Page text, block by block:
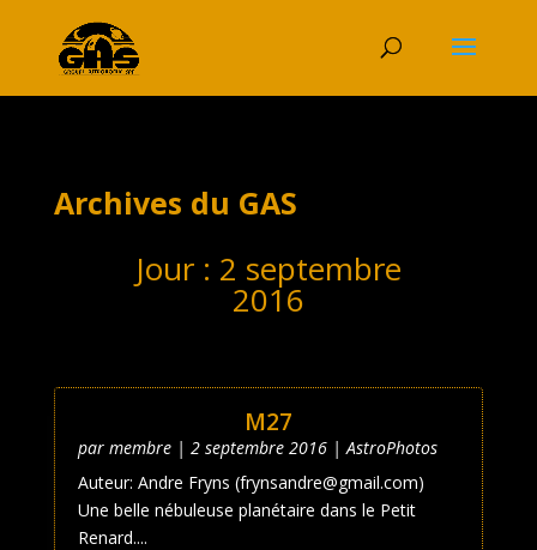
Archives du GAS
Jour : 2 septembre
2016
M27
par membre| 2 septembre 2016|AstroPhotos
Auteur: Andre Fryns (frynsandre@gmail.com)
Une belle nébuleuse planétaire dans le Petit
Renard....